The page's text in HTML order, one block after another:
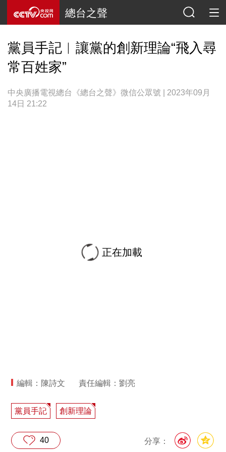
總台之聲
黨員手記︱讓黨的創新理論“飛入尋
常百姓家”
中央廣播電視總台《總台之聲》微信公眾號 | 2023年09月
14日 21:22
正在加載
編輯：陳詩文 責任編輯：劉亮
黨員手記 創新理論
分享：
40